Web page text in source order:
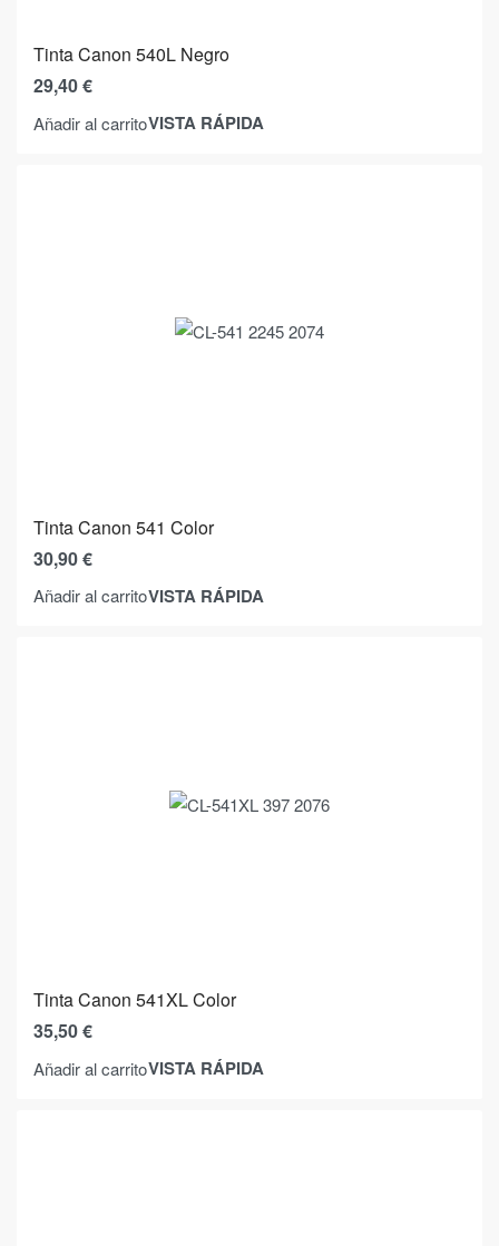
Tinta Canon 540L Negro
29,40€
Añadir al carritoVISTA RÁPIDA
Tinta Canon 541 Color
30,90€
Añadir al carritoVISTA RÁPIDA
Tinta Canon 541XL Color
35,50€
Añadir al carritoVISTA RÁPIDA